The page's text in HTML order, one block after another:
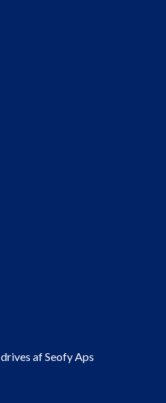
af Seofy Aps